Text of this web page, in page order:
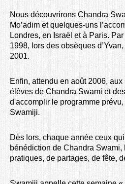
Nous découvrirons Chandra
Mo’adim et quelques-uns
Londres, en Israël et à Paris.
1998, lors des obsèques
2001.
Enfin, attendu en août 2006,
élèves de Chandra Swami et
d'accomplir le programme
Swamiji.
Dès lors, chaque année ceux
bénédiction de Chandra
pratiques, de partages, de fête,